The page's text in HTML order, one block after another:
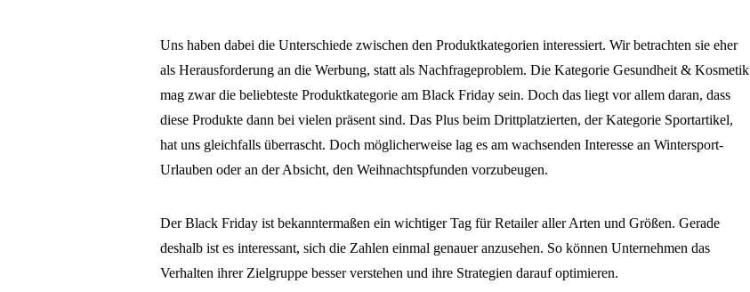
Uns haben dabei die Unterschiede zwischen den Produktkategorien interessiert. Wir betrachten sie eher
als Herausforderung an die Werbung, statt als Nachfrageproblem. Die Kategorie Gesundheit & Kosmetik
mag zwar die beliebteste Produktkategorie am Black Friday sein. Doch das liegt vor allem daran, dass
diese Produkte dann bei vielen präsent sind. Das Plus beim Drittplatzierten, der Kategorie Sportartikel,
hat uns gleichfalls überrascht. Doch möglicherweise lag es am wachsenden Interesse an Wintersport-
Urlauben oder an der Absicht, den Weihnachtspfunden vorzubeugen.
Der Black Friday ist bekanntermaßen ein wichtiger Tag für Retailer aller Arten und Größen. Gerade
deshalb ist es interessant, sich die Zahlen einmal genauer anzusehen. So können Unternehmen das
Verhalten ihrer Zielgruppe besser verstehen und ihre Strategien darauf optimieren.